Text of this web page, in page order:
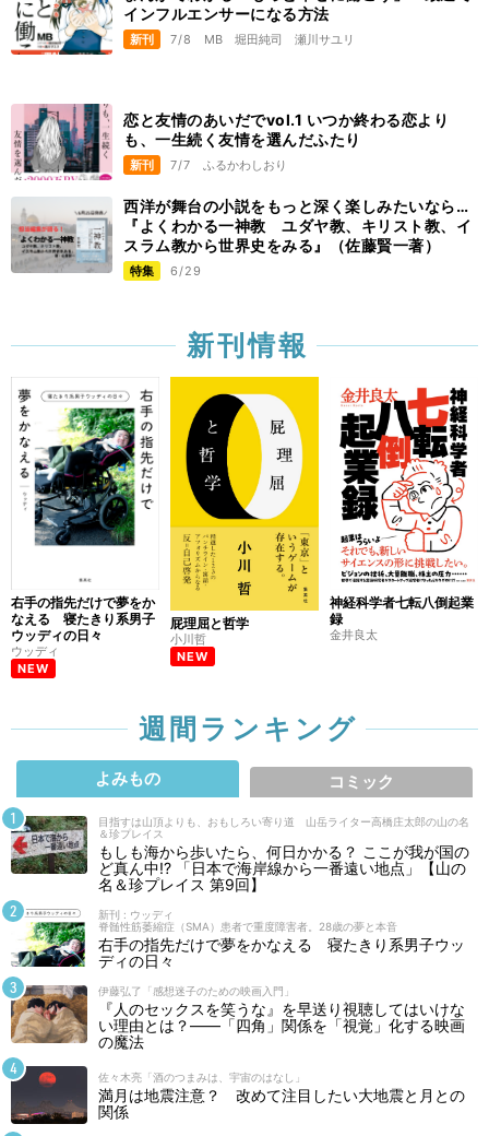
インフルエンサーになる方法
新刊 7/8 MB 堀田純司 瀬川サユリ
恋と友情のあいだでvol.1 いつか終わる恋より
も、一生続く友情を選んだふたり
新刊 7/7 ふるかわしおり
西洋が舞台の小説をもっと深く楽しみたいなら…
『よくわかる一神教 ユダヤ教、キリスト教、イ
スラム教から世界史をみる』（佐藤賢一著）
特集 6/29
新刊情報
右手の指先だけで夢をか
なえる 寝たきり系男子
ウッディの日々
ウッディ
NEW
屁理屈と哲学
小川哲
NEW
神経科学者七転八倒起業
録
金井良太
週間ランキング
よみもの コミック
目指すは山頂よりも、おもしろい寄り道 山岳ライター高橋庄太郎の山の名
＆珍プレイス
もしも海から歩いたら、何日かかる？ ここが我が国の
ど真ん中!? 「日本で海岸線から一番遠い地点」【山の
名＆珍プレイス 第9回】
新刊 : ウッディ
脊髄性筋萎縮症（SMA）患者で重度障害者。28歳の夢と本音
右手の指先だけで夢をかなえる 寝たきり系男子ウッ
ディの日々
伊藤弘了「感想迷子のための映画入門」
『人のセックスを笑うな』を早送り視聴してはいけな
い理由とは？――「四角」関係を「視覚」化する映画
の魔法
佐々木亮「酒のつまみは、宇宙のはなし」
満月は地震注意？ 改めて注目したい大地震と月との
関係